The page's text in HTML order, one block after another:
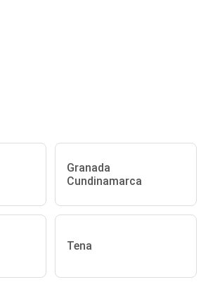
Granada
Cundinamarca
Tena